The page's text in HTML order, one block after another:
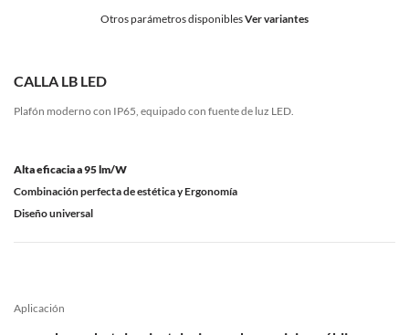
Otros parámetros disponiblesVer variantes
CALLA LB LED
Plafón moderno con IP65, equipado con fuente de luz LED.
Alta eficacia a 95 lm/W
Combinación perfecta de estética y Ergonomía
Diseño universal
Aplicación